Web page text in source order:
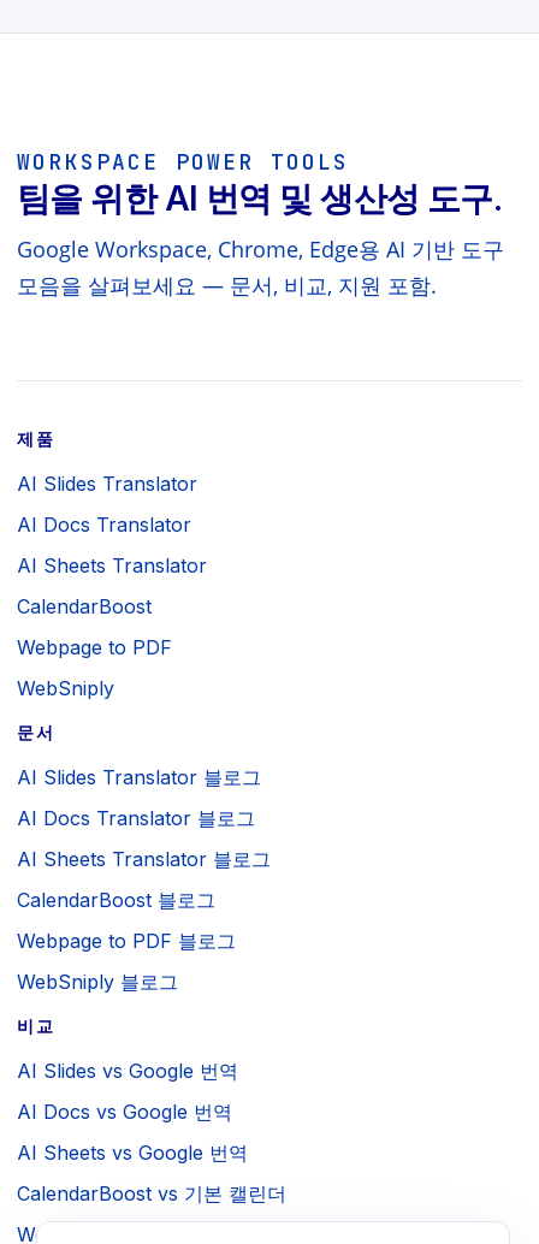
WORKSPACE POWER TOOLS
팀을 위한 AI 번역 및 생산성 도구.
Google Workspace, Chrome, Edge용 AI 기반 도구
모음을 살펴보세요 — 문서, 비교, 지원 포함.
제품
AI Slides Translator
AI Docs Translator
AI Sheets Translator
CalendarBoost
Webpage to PDF
WebSniply
문서
AI Slides Translator 블로그
AI Docs Translator 블로그
AI Sheets Translator 블로그
CalendarBoost 블로그
Webpage to PDF 블로그
WebSniply 블로그
비교
AI Slides vs Google 번역
AI Docs vs Google 번역
AI Sheets vs Google 번역
CalendarBoost vs 기본 캘린더
Webpage to PDF vs 브라우저 인쇄